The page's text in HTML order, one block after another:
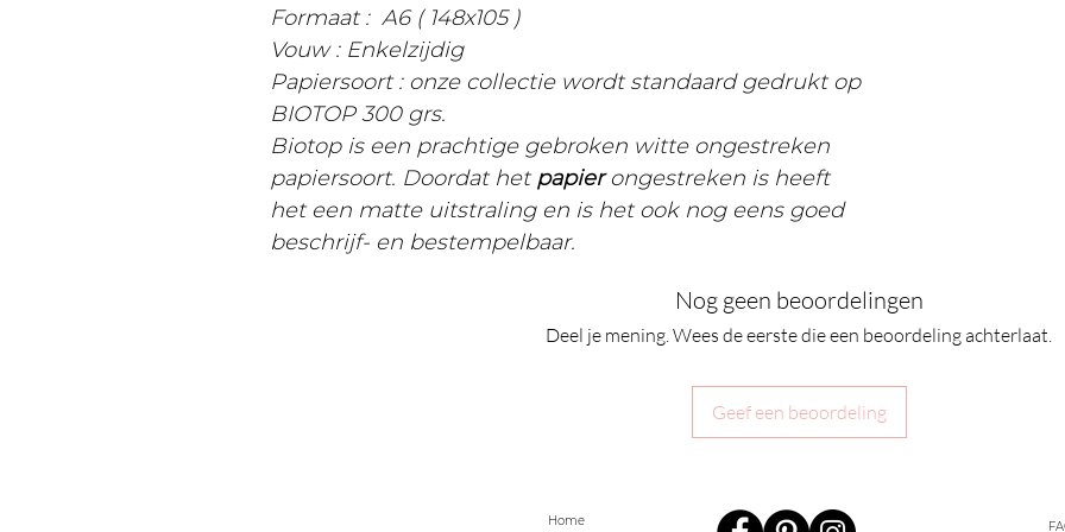
Formaat : A6 ( 148x105 )
Vouw : Enkelzijdig
Papiersoort : onze collectie wordt standaard gedrukt op
BIOTOP 300 grs.
Biotop is een prachtige gebroken witte ongestreken
papiersoort. Doordat het papierongestreken is heeft
het een matte uitstraling en is het ook nog eens goed
beschrijf- en bestempelbaar.
Nog geen beoordelingen
Deel je mening. Wees de eerste die een beoordeling achterlaat.
Geef een beoordeling
Home